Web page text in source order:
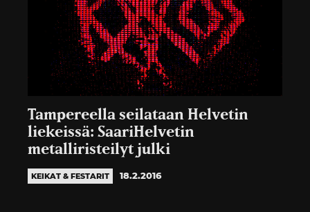
Tampereella seilataan Helvetin
liekeissä: SaariHelvetin
metalliristeilyt julki
KEIKAT & FESTARIT 18.2.2016